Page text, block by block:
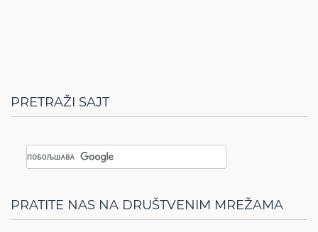
PRETRAŽI SAJT
PRATITE NAS NA DRUŠTVENIM MREŽAMA